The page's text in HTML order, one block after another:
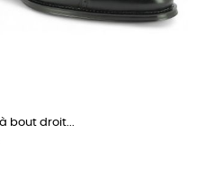
bout droit...